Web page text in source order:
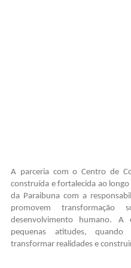
A parceria com o Centro de
construída e fortalecida ao
da Paraibuna com a
promovem transformação
desenvolvimento humano. A
pequenas atitudes,
transformar realidades e